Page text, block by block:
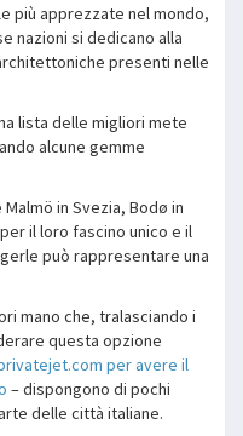
più apprezzate nel mondo,
nazioni si dedicano alla
presenti nelle
lista delle migliori mete
alcune gemme
in Svezia, Bodø in
il loro fascino unico e il
può rappresentare una
mano che, tralasciando i
questa opzione
per avere il
– dispongono di pochi
delle città italiane.